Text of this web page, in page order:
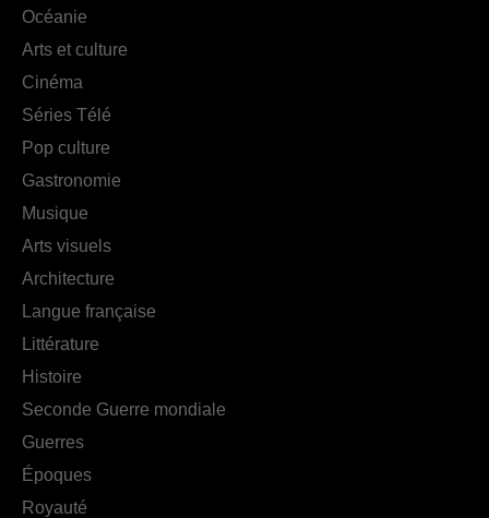
Océanie
Arts et culture
Cinéma
Séries Télé
Pop culture
Gastronomie
Musique
Arts visuels
Architecture
Langue française
Littérature
Histoire
Seconde Guerre mondiale
Guerres
Époques
Royauté